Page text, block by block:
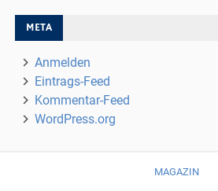
META
Anmelden
Eintrags-Feed
Kommentar-Feed
WordPress.org
MAGAZIN